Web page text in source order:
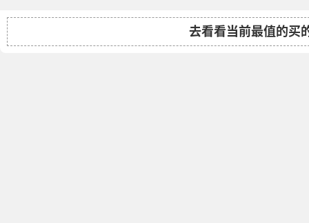
去看看当前最值的买